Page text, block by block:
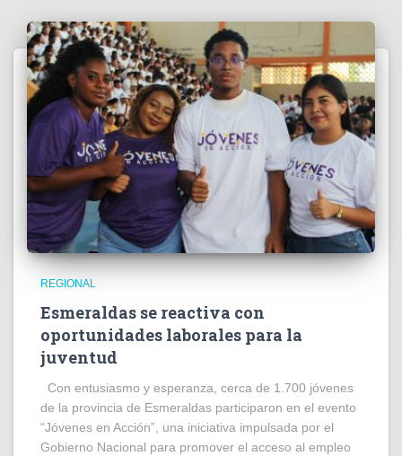
REGIONAL
Esmeraldas se reactiva con
oportunidades laborales para la
juventud
Con entusiasmo y esperanza, cerca de 1.700 jóvenes
de la provincia de Esmeraldas participaron en el evento
“Jóvenes en Acción”, una iniciativa impulsada por el
Gobierno Nacional para promover el acceso al empleo